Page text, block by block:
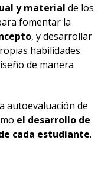
y material de los
fomentar la
, y desarrollar
habilidades
de manera
autoevaluación de
el desarrollo de
cada estudiante.